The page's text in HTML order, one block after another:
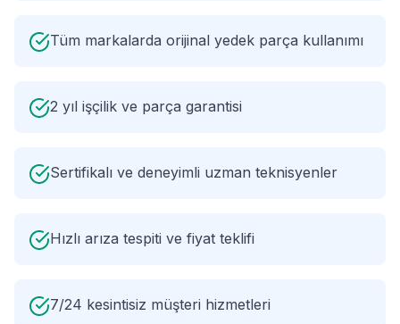
Tüm markalarda orijinal yedek parça kullanımı
2 yıl işçilik ve parça garantisi
Sertifikalı ve deneyimli uzman teknisyenler
Hızlı arıza tespiti ve fiyat teklifi
7/24 kesintisiz müşteri hizmetleri